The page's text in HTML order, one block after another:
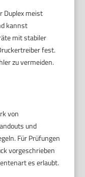
Duplex meist
kannst
mit stabiler
fest.
zu vermeiden.
von
und
Für Prüfungen
vorgeschrieben
es erlaubt.